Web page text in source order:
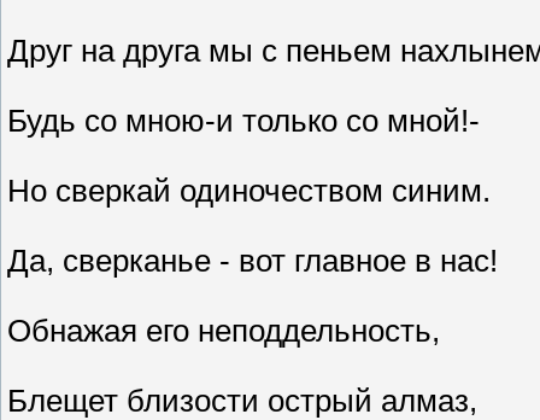
Друг на друга мы с пеньем
Будь со мною-и только со мной!-
Но сверкай одиночеством синим.
Да, сверканье - вот главное в нас!
Обнажая его неподдельность,
Блещет близости острый алмаз,